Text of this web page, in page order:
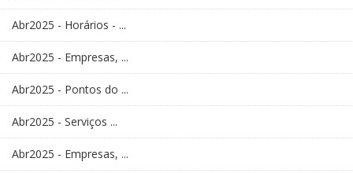
Abr2025 - Horários - ...
Abr2025 - Empresas, ...
Abr2025 - Pontos do ...
Abr2025 - Serviços ...
Abr2025 - Empresas, ...